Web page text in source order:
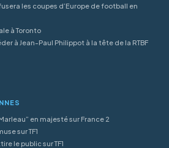
les coupes d’Europe de football en
à Toronto
à Jean-Paul Philippot à la tête de la RTBF
en majesté sur France 2
sur TF1
le public sur TF1